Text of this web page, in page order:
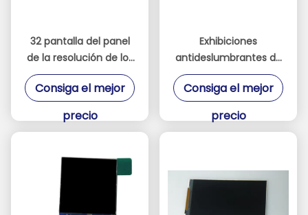
32 pantalla del panel
de la resolución de los
módulos 2K de TFT
LCD del interfaz de la
pulgada LVDS
Consiga el mejor
precio
Exhibiciones
antideslumbrantes de
480*272 TFT LCD para
industrial o la
videoconsola
Consiga el mejor
precio